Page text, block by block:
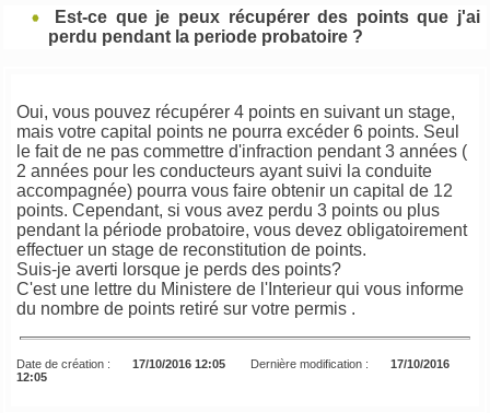
Est-ce que je peux récupérer des points que j'ai
perdu pendant la periode probatoire ?
Oui, vous pouvez récupérer 4 points en suivant un stage,
mais votre capital points ne pourra excéder 6 points. Seul
le fait de ne pas commettre d'infraction pendant 3 années (
2 années pour les conducteurs ayant suivi la conduite
accompagnée) pourra vous faire obtenir un capital de 12
points. Cependant, si vous avez perdu 3 points ou plus
pendant la période probatoire, vous devez obligatoirement
effectuer un stage de reconstitution de points.
Suis-je averti lorsque je perds des points?
C'est une lettre du Ministere de l'Interieur qui vous informe
du nombre de points retiré sur votre permis .
Date de création : 17/10/2016 12:05 Dernière modification :
17/10/2016
12:05